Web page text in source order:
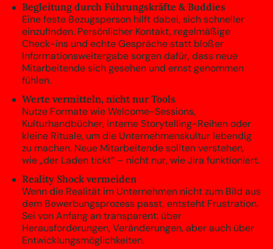
Begleitung durch Führungskräfte & Buddies
Eine feste Bezugsperson hilft dabei, sich schneller
einzufinden. Persönlicher Kontakt, regelmäßige
Check-ins und echte Gespräche statt bloßer
Informationsweitergabe sorgen dafür, dass neue
Mitarbeitende sich gesehen und ernst genommen
fühlen.
Werte vermitteln, nicht nur Tools
Nutze Formate wie Welcome-Sessions,
Kulturhandbücher, interne Storytelling-Reihen oder
kleine Rituale, um die Unternehmenskultur lebendig
zu machen. Neue Mitarbeitende sollten verstehen,
wie „der Laden tickt“ – nicht nur, wie Jira funktioniert.
Reality Shock vermeiden
Wenn die Realität im Unternehmen nicht zum Bild aus
dem Bewerbungsprozess passt, entsteht Frustration.
Sei von Anfang an transparent: über
Herausforderungen, Veränderungen, aber auch über
Entwicklungsmöglichkeiten.